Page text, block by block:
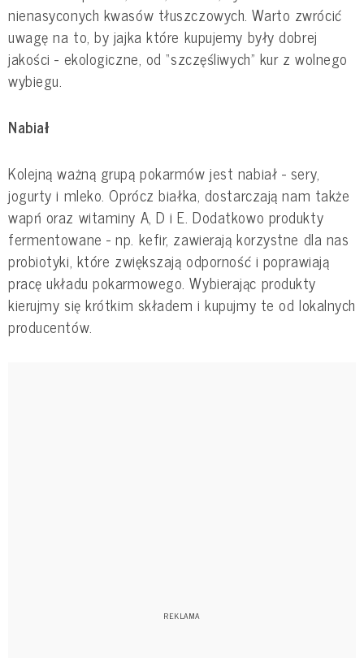
nienasyconych kwasów tłuszczowych. Warto zwrócić
uwagę na to, by jajka które kupujemy były dobrej
jakości - ekologiczne, od “szczęśliwych” kur z wolnego
wybiegu.
Nabiał
Kolejną ważną grupą pokarmów jest nabiał - sery,
jogurty i mleko. Oprócz białka, dostarczają nam także
wapń oraz witaminy A, D i E. Dodatkowo produkty
fermentowane - np. kefir, zawierają korzystne dla nas
probiotyki, które zwiększają odporność i poprawiają
pracę układu pokarmowego. Wybierając produkty
kierujmy się krótkim składem i kupujmy te od lokalnych
producentów.